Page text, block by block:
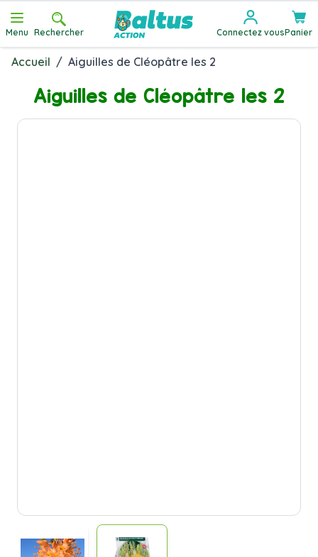
Menu Rechercher Connectez vousPanier
Accueil / Aiguilles de Cléopâtre les 2
Aiguilles de Cléopâtre les 2